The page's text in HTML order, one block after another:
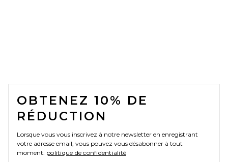
FOOTER
OBTENEZ 10% DE
RÉDUCTION
Lorsque vous vous inscrivez à notre newsletter en enregistrant
votre adresse email, vous pouvez vous désabonner à tout
moment. politique de confidentialité